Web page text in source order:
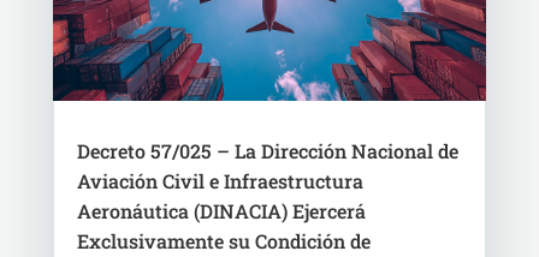
Decreto 57/025 – La Dirección Nacional de
Aviación Civil e Infraestructura
Aeronáutica (DINACIA) Ejercerá
Exclusivamente su Condición de